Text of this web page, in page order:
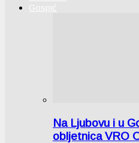
Gospić
Na Ljubovu i u
obljetnica VRO